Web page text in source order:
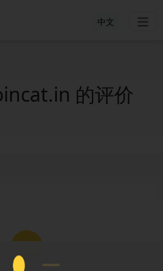
中文
的评价